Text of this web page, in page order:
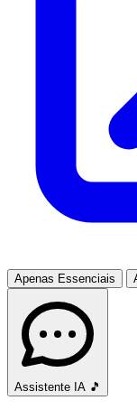
Apenas Essenciais
Assistente IA 🎵